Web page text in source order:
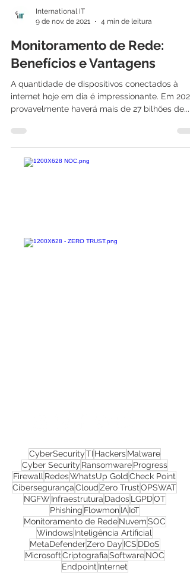
9 de nov. de 2021
4 min de leitura
Monitoramento de Rede:
Benefícios e Vantagens
A quantidade de dispositivos conectados à
provavelmente haverá mais de 27 bilhões de...
CyberSecurityTIHackersMalware
Cyber Security RansomwareProgress
FirewallRedesWhatsUp Gold Check Point
CibersegurançaCloudZero Trust
NGFWInfraestruturaDadosLGPDOT
PhishingFlowmon IAIoT
Monitoramento de RedeNuvemSOC
WindowsInteligência Artificial
MetaDefenderZero DayICS